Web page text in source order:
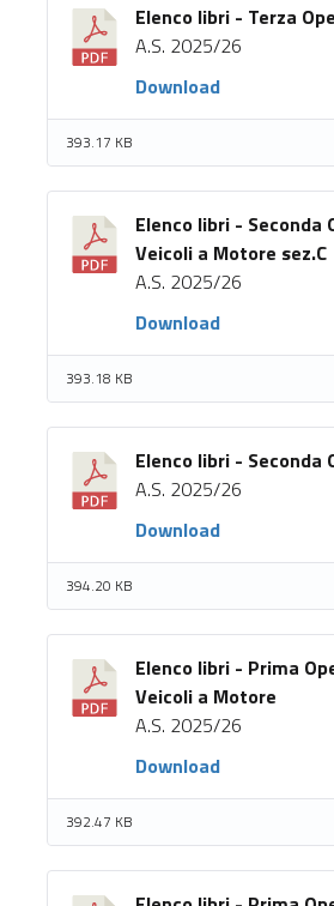
Elenco libri - Terza
A.S. 2025/26
Download
393.17 KB
Elenco libri -
Veicoli a Motore sez.C
A.S. 2025/26
Download
393.18 KB
Elenco libri -
A.S. 2025/26
Download
394.20 KB
Elenco libri - Prima
Veicoli a Motore
A.S. 2025/26
Download
392.47 KB